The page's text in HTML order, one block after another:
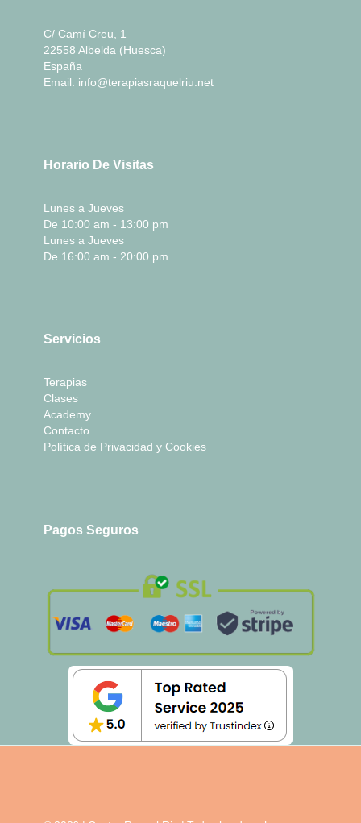
C/ Camí Creu, 1
22558 Albelda (Huesca)
España
Email: info@terapiasraquelriu.net
Horario De Visitas
Lunes a Jueves
De 10:00 am - 13:00 pm
Lunes a Jueves
De 16:00 am - 20:00 pm
Servicios
Terapias
Clases
Academy
Contacto
Política de Privacidad y Cookies
Pagos Seguros